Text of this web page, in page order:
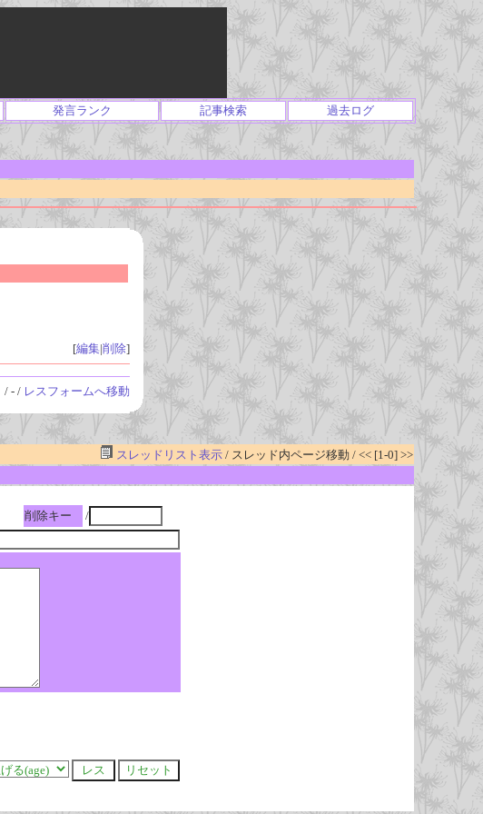
発言ランク 記事検索 過去ログ
[編集|削除]
/ - / レスフォームへ移動
スレッドリスト表示/ スレッド内ページ移動 / << [1-0] >>
削除キー
/